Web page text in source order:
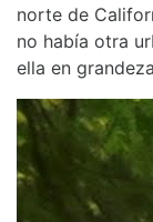
norte de
no había otra
ella en